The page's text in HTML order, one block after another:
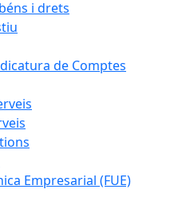
i drets
de Comptes
Empresarial (FUE)